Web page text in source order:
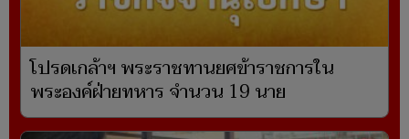
โปรดเกล้าฯ พระราชทานยศข้าราชการใน
พระองค์ฝ่ายทหาร จำนวน 19 นาย